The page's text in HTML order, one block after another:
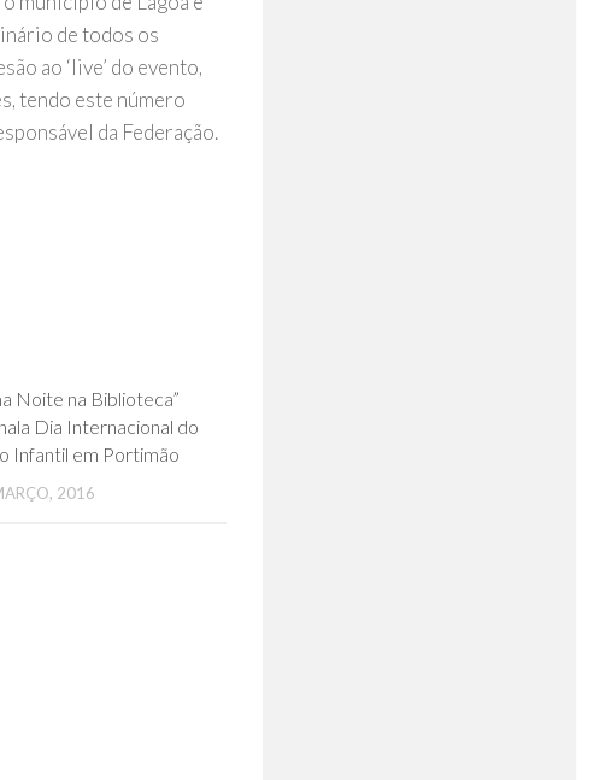
de todos os
ao ‘live’ do evento,
tendo este número
da Federação.
Noite na Biblioteca”
Dia Internacional do
Infantil em Portimão
2016